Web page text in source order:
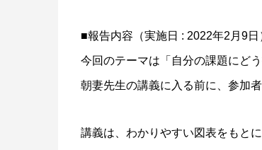
■報告内容（実施日 : 2022年2月9日
今回のテーマは「自分の課題にどう
朝妻先生の講義に入る前に、参加
講義は、わかりやすい図表をもと